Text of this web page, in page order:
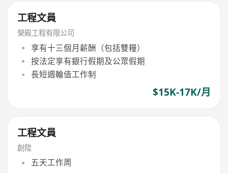
工程文員
榮殿工程有限公司
享有十三個月薪酬（包括雙糧）
按法定享有銀行假期及公眾假期
長短週輪值工作制
$15K-17K/月
工程文員
創陞
五天工作周